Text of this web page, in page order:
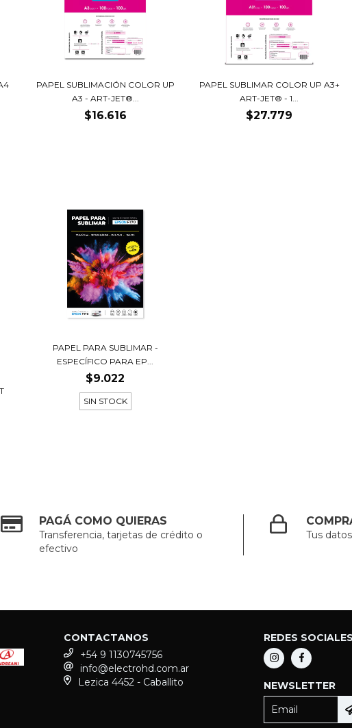
PAPEL SUBLIMACIÓN COLOR UP
A3 - ART-JET®...
$16.616
PAPEL SUBLIMAR COLOR UP A3+
ART-JET® - 1...
$27.779
PAPEL PARA SUBLIMAR -
ESPECÍFICO PARA EP...
$9.022
SIN STOCK
PAGÁ COMO QUIERAS
Transferencia, tarjetas de crédito o
efectivo
Tus
CONTACTANOS
+54 9 1130745756
info@electrohd.com.ar
Lezica 4452 - Caballito
REDES SOCIALES
NEWSLETTER